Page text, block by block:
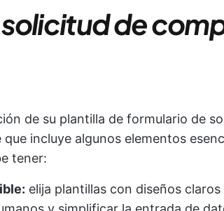
de
de su plantilla de formulario de
incluye algunos elementos
tener:
elija plantillas con diseños